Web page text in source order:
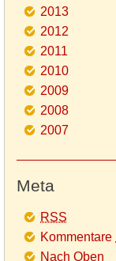
2013
2012
2011
2010
2009
2008
2007
Meta
RSS
Kommentare
Nach Oben